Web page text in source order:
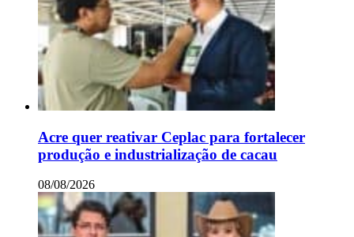
Acre quer reativar Ceplac para fortalecer
produção e industrialização de cacau
08/08/2026